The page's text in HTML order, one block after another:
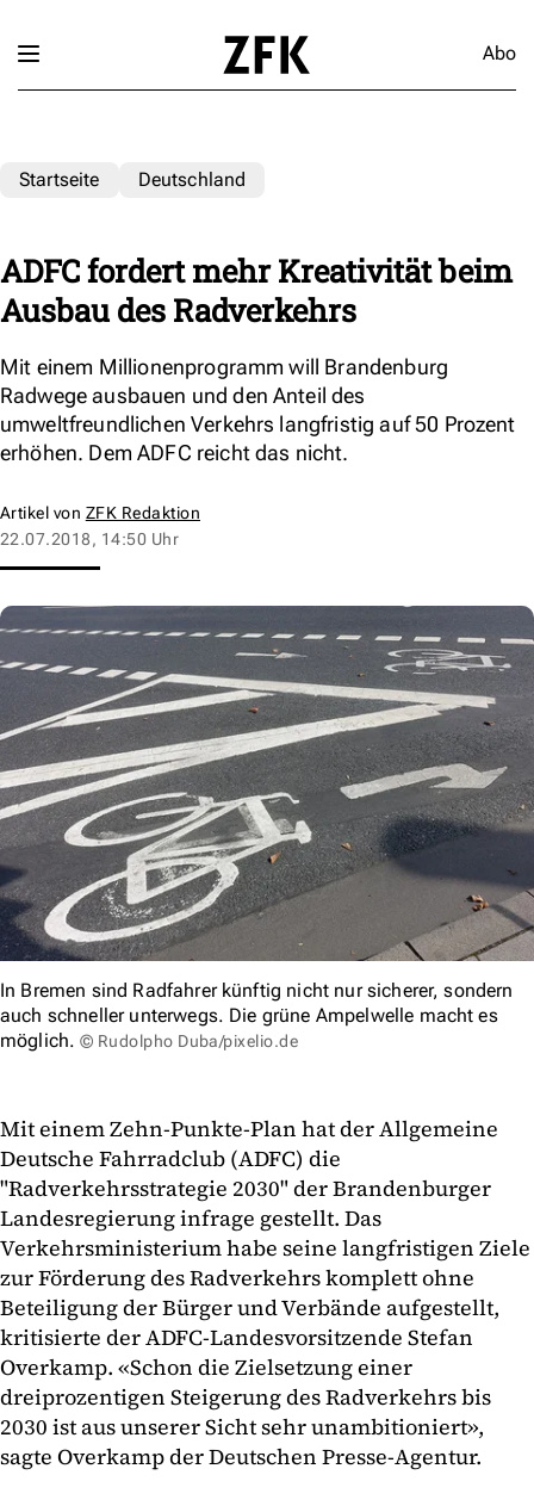
Abo
Startseite Deutschland
ADFC fordert mehr Kreativität beim
Ausbau des Radverkehrs
Mit einem Millionenprogramm will Brandenburg
Radwege ausbauen und den Anteil des
umweltfreundlichen Verkehrs langfristig auf 50 Prozent
erhöhen. Dem ADFC reicht das nicht.
Artikel von ZFK Redaktion
22.07.2018, 14:50 Uhr
In Bremen sind Radfahrer künftig nicht nur sicherer, sondern
auch schneller unterwegs. Die grüne Ampelwelle macht es
möglich. © Rudolpho Duba/pixelio.de
Mit einem Zehn-Punkte-Plan hat der Allgemeine
Deutsche Fahrradclub (ADFC) die
"Radverkehrsstrategie 2030" der Brandenburger
Landesregierung infrage gestellt. Das
Verkehrsministerium habe seine langfristigen Ziele
zur Förderung des Radverkehrs komplett ohne
Beteiligung der Bürger und Verbände aufgestellt,
kritisierte der ADFC-Landesvorsitzende Stefan
Overkamp. «Schon die Zielsetzung einer
dreiprozentigen Steigerung des Radverkehrs bis
2030 ist aus unserer Sicht sehr unambitioniert»,
sagte Overkamp der Deutschen Presse-Agentur.